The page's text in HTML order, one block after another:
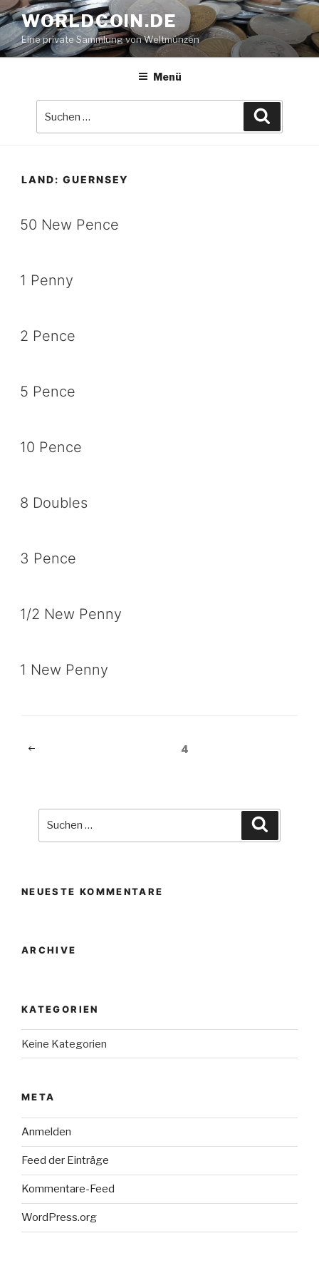
Zum
Inhalt
springen
WORLDCOIN.DE
Eine private Sammlung von Weltmünzen
Menü
LAND: GUERNSEY
50 New Pence
1 Penny
2 Pence
5 Pence
10 Pence
8 Doubles
3 Pence
1/2 New Penny
1 New Penny
Beitragsnavigation
Vorherige
4
NEUESTE KOMMENTARE
ARCHIVE
KATEGORIEN
Keine Kategorien
META
Anmelden
Feed der Einträge
Kommentare-Feed
WordPress.org